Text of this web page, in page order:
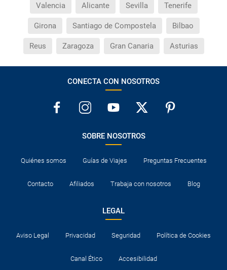
Valencia Alicante Sevilla Tenerife
Girona Santiago de Compostela Bilbao
Reus Zaragoza Gran Canaria Asturias
CONECTA CON NOSOTROS
SOBRE NOSOTROS
Quiénes somos Guías de Viajes Preguntas Frecuentes
Contacto Afiliados Trabaja con nosotros Blog
LEGAL
Aviso Legal Privacidad Seguridad Política de Cookies
Canal Ético Accesibilidad